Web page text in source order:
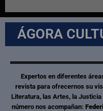
ÁGORA
Expertos en diferentes
revista para ofrecernos su
Literatura, las Artes, la Justicia
número nos acompañan: